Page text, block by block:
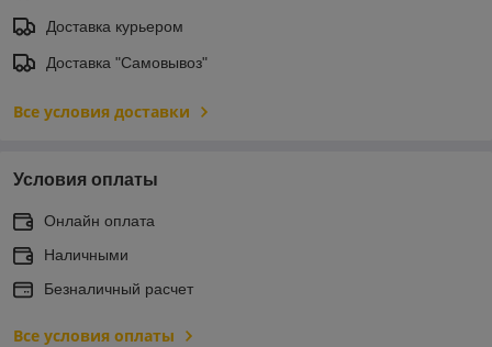
Доставка курьером
Доставка "Самовывоз"
Все условия доставки
Условия оплаты
Онлайн оплата
Наличными
Безналичный расчет
Все условия оплаты